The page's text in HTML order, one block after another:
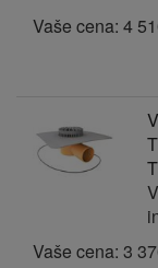
Vaše cena: 4
Vaše cena: 3